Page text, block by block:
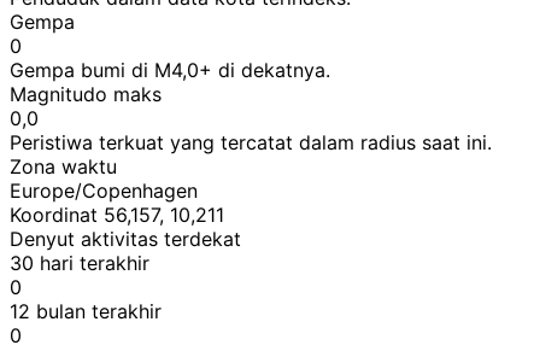
Gempa
0
Gempa bumi di M4,0+ di dekatnya.
Magnitudo maks
0,0
Peristiwa terkuat yang tercatat dalam radius saat ini.
Zona waktu
Europe/Copenhagen
Koordinat 56,157, 10,211
Denyut aktivitas terdekat
30 hari terakhir
0
12 bulan terakhir
0